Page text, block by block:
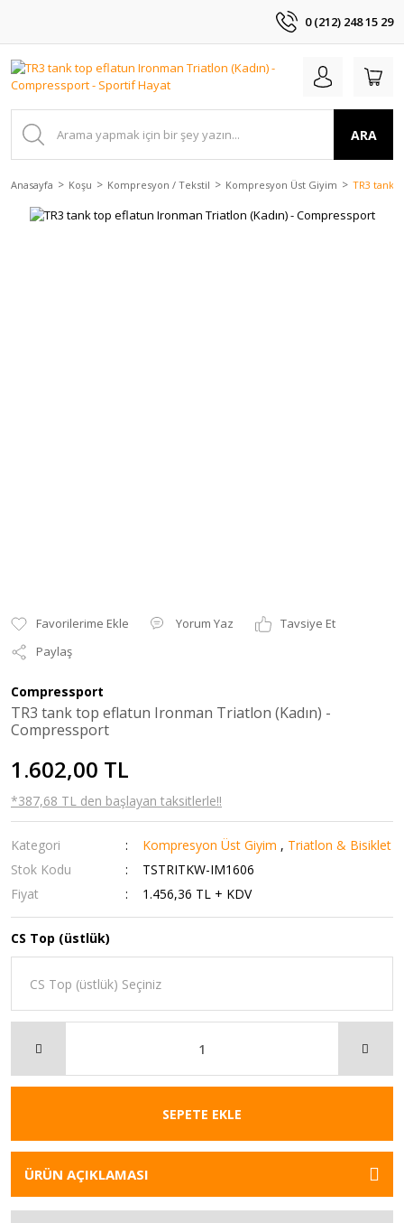
0 (212) 248 15 29
ARA
Anasayfa Koşu Kompresyon / Tekstil Kompresyon Üst Giyim TR3 tank
Yorum Yaz
Tavsiye Et
Paylaş
Compressport
TR3 tank top eflatun Ironman Triatlon (Kadın) -
Compressport
1.602,00 TL
*387,68 TL den başlayan taksitlerle!!
Kategori Kompresyon Üst Giyim , Triatlon & Bisiklet
Stok Kodu
TSTRITKW-IM1606
Fiyat
1.456,36 TL + KDV
CS Top (üstlük)
SEPETE EKLE
ÜRÜN AÇIKLAMASI